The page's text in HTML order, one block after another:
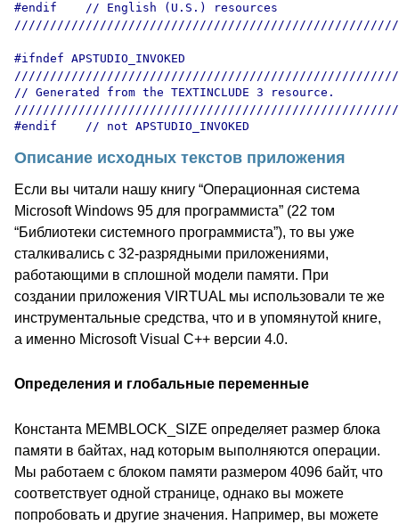
#endif    // English (U.S.) resources
#ifndef APSTUDIO_INVOKED
// Generated from the TEXTINCLUDE 3 resource.
Описание исходных текстов приложения
Если вы читали нашу книгу “Операционная система
Microsoft Windows 95 для программиста” (22 том
“Библиотеки системного программиста”), то вы уже
сталкивались с 32-разрядными приложениями,
работающими в сплошной модели памяти. При
создании приложения VIRTUAL мы использовали те же
инструментальные средства, что и в упомянутой книге,
а именно Microsoft Visual C++ версии 4.0.
Определения и глобальные переменные
Константа MEMBLOCK_SIZE определяет размер блока
памяти в байтах, над которым выполняются операции.
Мы работаем с блоком памяти размером 4096 байт, что
соответствует одной странице, однако вы можете
попробовать и другие значения. Например, вы можете